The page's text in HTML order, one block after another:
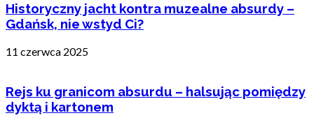
Historyczny jacht kontra muzealne absurdy –
Gdańsk, nie wstyd Ci?
11 czerwca 2025
Rejs ku granicom absurdu – halsując pomiędzy
dyktą i kartonem